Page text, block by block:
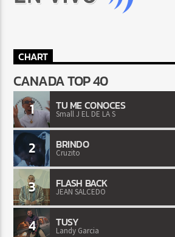
CHART
CANADA TOP 40
1 TU ME CONOCES
Small J EL DE LA S
2 BRINDO
Cruzito
3 FLASH BACK
JEAN SALCEDO
4 TUSY
Landy Garcia